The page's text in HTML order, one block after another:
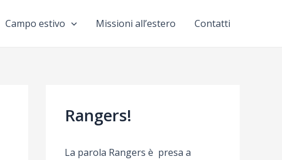
Campo estivo Missioni all’estero Contatti
Rangers!
La parola Rangers è presa a